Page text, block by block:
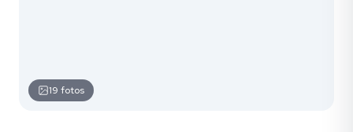
19 fotos